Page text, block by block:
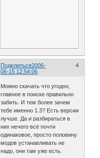
Поделиться 4
2006-
06-15 12:54:06
Можно скачать что угодно,
главное в поиске правильно
забить. И тем более зачем
тебе именно 1.3? Есть версии
лучше. Да и разбираться в
них нечего всё почти
одинаковое, просто половину
модов устанавливать не
надо, они там уже есть.